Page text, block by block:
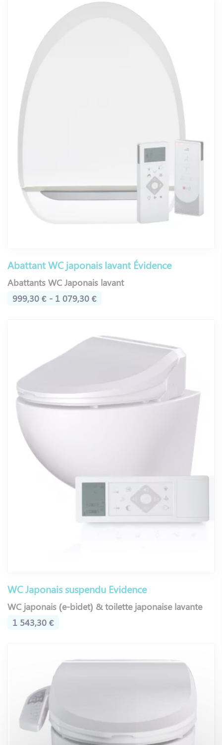
Abattant WC japonais lavant Évidence
Abattants WC Japonais lavant
999,30 € - 1 079,30 €
WC Japonais suspendu Evidence
WC japonais (e-bidet) & toilette japonaise lavante
1 543,30 €